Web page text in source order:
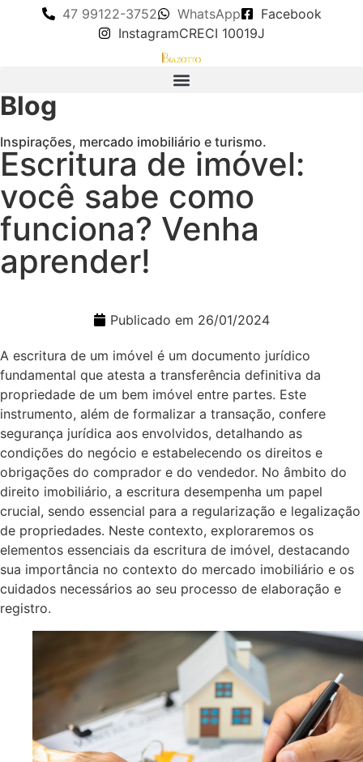
47 99122-3752 WhatsApp
Facebook
InstagramCRECI 10019J
Blog
Inspirações, mercado imobiliário e turismo.
Escritura de imóvel:
você sabe como
funciona? Venha
aprender!
Publicado em 26/01/2024
A escritura de um imóvel é um documento jurídico
fundamental que atesta a transferência definitiva da
propriedade de um bem imóvel entre partes. Este
instrumento, além de formalizar a transação, confere
segurança jurídica aos envolvidos, detalhando as
condições do negócio e estabelecendo os direitos e
obrigações do comprador e do vendedor. No âmbito do
direito imobiliário, a escritura desempenha um papel
crucial, sendo essencial para a regularização e legalização
de propriedades. Neste contexto, exploraremos os
elementos essenciais da escritura de imóvel, destacando
sua importância no contexto do mercado imobiliário e os
cuidados necessários ao seu processo de elaboração e
registro.